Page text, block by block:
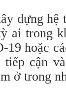
dựng hệ
ai trong
hoặc
cận
ở trong